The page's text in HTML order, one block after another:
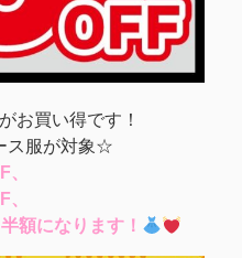
お買い得です！
ス服が対象☆
額になります！